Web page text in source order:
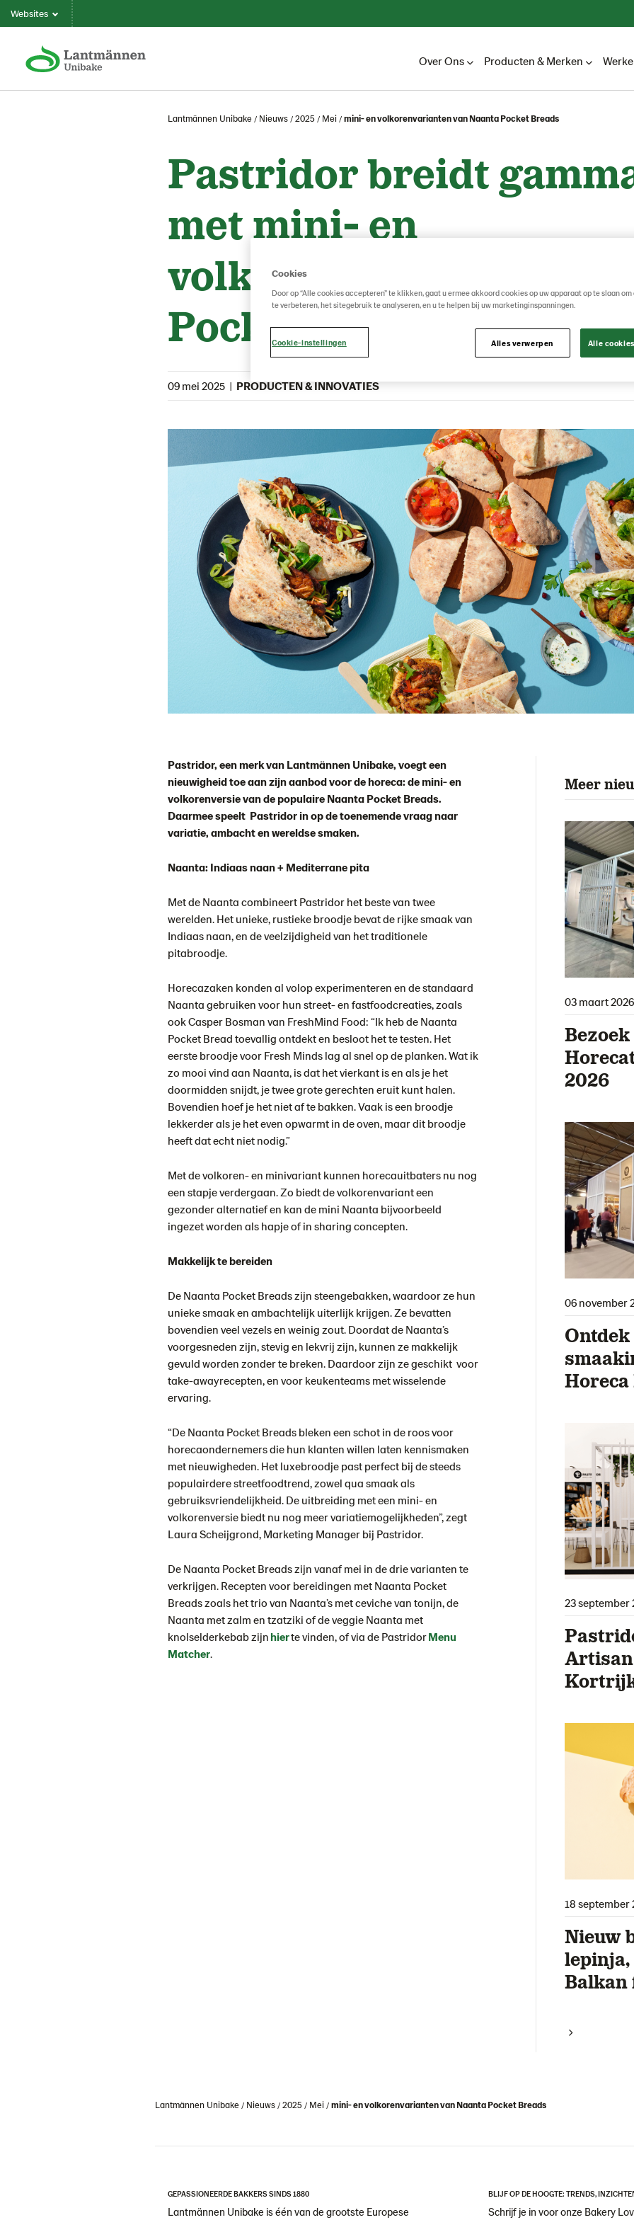
Websites
Over Ons Producten & Merken
Lantmännen Unibake Nieuws 2025 Mei mini- en volkorenvarianten van Naanta Pocket Breads
Pastridor breidt
met mini- en
volkorenvarianten van
Pocket Breads
09 mei 2025 | PRODUCTEN & INNOVATIES
Pastridor, een merk van Lantmännen Unibake, voegt een
nieuwigheid toe aan zijn aanbod voor de horeca: de mini- en
volkorenversie van de populaire Naanta Pocket Breads.
Daarmee speelt Pastridor in op de toenemende vraag naar
variatie, ambacht en wereldse smaken.
Naanta: Indiaas naan + Mediterrane pita
Met de Naanta combineert Pastridor het beste van twee
werelden. Het unieke, rustieke broodje bevat de rijke smaak van
Indiaas naan, en de veelzijdigheid van het traditionele
pitabroodje.
Horecazaken konden al volop experimenteren en de standaard
Naanta gebruiken voor hun street- en fastfoodcreaties, zoals
ook Casper Bosman van FreshMind Food: “Ik heb de Naanta
Pocket Bread toevallig ontdekt en besloot het te testen. Het
eerste broodje voor Fresh Minds lag al snel op de planken. Wat ik
zo mooi vind aan Naanta, is dat het vierkant is en als je het
doormidden snijdt, je twee grote gerechten eruit kunt halen.
Bovendien hoef je het niet af te bakken. Vaak is een broodje
lekkerder als je het even opwarmt in de oven, maar dit broodje
heeft dat echt niet nodig.”
Met de volkoren- en minivariant kunnen horecauitbaters nu nog
een stapje verdergaan. Zo biedt de volkorenvariant een
gezonder alternatief en kan de mini Naanta bijvoorbeeld
ingezet worden als hapje of in sharing concepten.
Makkelijk te bereiden
De Naanta Pocket Breads zijn steengebakken, waardoor ze hun
unieke smaak en ambachtelijk uiterlijk krijgen. Ze bevatten
bovendien veel vezels en weinig zout. Doordat de Naanta’s
voorgesneden zijn, stevig en lekvrij zijn, kunnen ze makkelijk
gevuld worden zonder te breken. Daardoor zijn ze geschikt voor
take-awayrecepten, en voor keukenteams met wisselende
ervaring.
“De Naanta Pocket Breads bleken een schot in de roos voor
horecaondernemers die hun klanten willen laten kennismaken
met nieuwigheden. Het luxebroodje past perfect bij de steeds
populairdere streetfoodtrend, zowel qua smaak als
gebruiksvriendelijkheid. De uitbreiding met een mini- en
volkorenversie biedt nu nog meer variatiemogelijkheden”, zegt
Laura Scheijgrond, Marketing Manager bij Pastridor.
De Naanta Pocket Breads zijn vanaf mei in de drie varianten te
verkrijgen. Recepten voor bereidingen met Naanta Pocket
Breads zoals het trio van Naanta’s met ceviche van tonijn, de
Naanta met zalm en tzatziki of de veggie Naanta met
knolselderkebab zijn hierte vinden, of via de PastridorMenu
Matcher
Meer
03 maart 2026
2026
06 november
Horeca
23 september
18 september
Nieuw
Balkan
Lantmännen Unibake Nieuws 2025 Mei mini- en volkorenvarianten van Naanta Pocket Breads
GEPASSIONEERDE BAKKERS SINDS 1880
Lantmännen Unibake is één van de grootste Europese
BLIJF OP DE HOOGTE: TRENDS,
Schrijf je in voor onze Bakery
Cookies
Door op “Alle cookies accepteren” te klikken, gaat u ermee akkoord cookies op uw apparaat op te slaan
te verbeteren, het sitegebruik te analyseren, en u te helpen bij uw marketinginspanningen.
Cookie-instellingen Alles verwerpen Alle